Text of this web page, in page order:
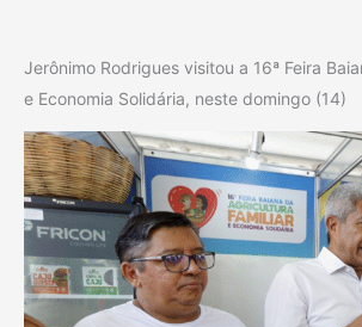
Jerônimo Rodrigues visitou a 16ª Feira
e Economia Solidária, neste domingo (14)